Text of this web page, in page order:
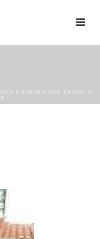
DU SENS À SON TRAVAIL
»